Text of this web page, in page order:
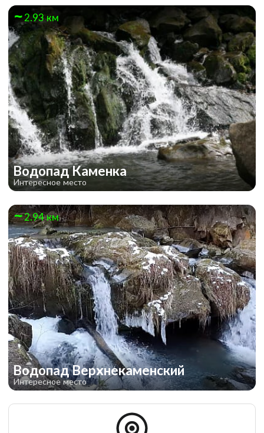
2.93 км
Водопад Каменка
Интересное место
2.94 км
Водопад Верхнекаменский
Интересное место